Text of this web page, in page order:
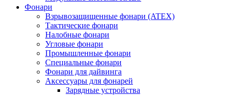
Фонари
Взрывозащищенные фонари (ATEX)
Тактические фонари
Налобные фонари
Угловые фонари
Промышленные фонари
Специальные фонари
Фонари для дайвинга
Аксессуары для фонарей
Зарядные устройства